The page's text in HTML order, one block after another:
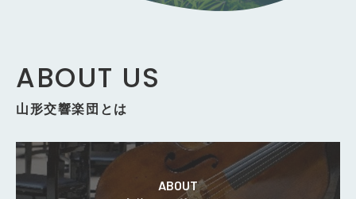
ABOUT US
山形交響楽団とは
ABOUT